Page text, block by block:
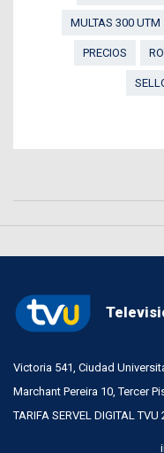
MULTAS 300 UTM
PRECIOS
Victoria 541, Ciudad
Marchant Pereira 10, Tercer
TARIFA SERVEL DIGITAL TVU